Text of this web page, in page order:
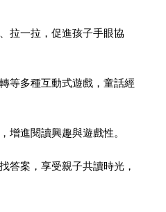
拉一拉，促進孩子手眼協
等多種互動式遊戲，童話經
增進閱讀興趣與遊戲性。
答案，享受親子共讀時光，